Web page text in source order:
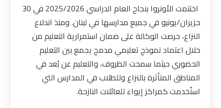
اختتمت الأونروا بنجاح العام الدراسي 2025/2026 في 30
حزيران/يونيو في جميع مدارسها في لبنان. ومنذ اندلاع
النزاع، حرصت الوكالة على ضمان استمرارية التعليم من
خلال اعتماد نموذج تعليمي مدمج يجمع بين التعليم
الحضوري حيثما سمحت الظروف، والتعليم عن بُعد في
المناطق المتأثرة بالنزاع وللطلاب في المدارس التي
استُخدمت كمراكز إيواء للعائلات النازحة.